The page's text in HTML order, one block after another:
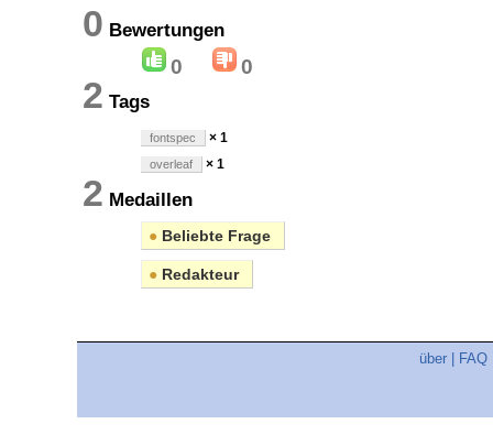
0 Bewertungen
0 0
2 Tags
fontspec × 1
overleaf × 1
2 Medaillen
● Beliebte Frage
● Redakteur
über FAQ